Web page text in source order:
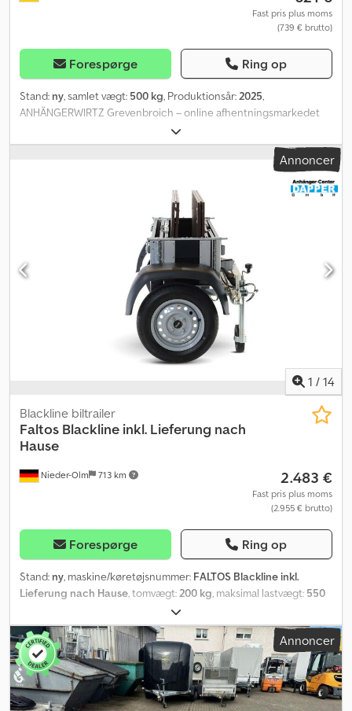
Fast pris plus moms
(739 € brutto)
Forespørge Ring op
Stand: ny, samlet vægt: 500 kg, Produktionsår:2025,
ANHÄNGERWIRTZ Grevenbroich – online afhentningsmarkedet
for din nye trailer tilbyder stærke mærkevarer direkte til
afhentning efter bestilling! Over 850 nye trailere på lager og over
100 brugte trailere altid i udbud. Chsdpfx Abei R S Tlsnea
Uforpligtende eksempel: kun tilgængelig online! Ladtrailer lavbyg
Brenderup 1150S UB 144x94x35cm 500kg (nyttelast: 393kg)
ubremsede, V-trækklapbar med snaplåse, lavbyg med stålsider,
bagklap aftagelig, surrekroge, store 13" dæk... Kassen kan stå på
højkant – trækstang sammenklappelig. Denne vare er kun
tilgængelig online! --\100 km/t godkendelse muligt +62,-* Salg
telefonisk i åbningstiden: Man–Fre 08.00 til 12.30 og 14.00–18.00
eller køb direkte døgnet rundt via vores trailermarked online
Annoncer
1 / 14
Nieder-Olm 713 km
Blackline biltrailer
Faltos Blackline inkl. Lieferung nach
Hause
2.483 €
Fast pris plus moms
(2.955 € brutto)
Forespørge Ring op
Stand: ny, maskine/køretøjsnummer: FALTOS Blackline inkl.
Lieferung nach Hause , tomvægt: 200 kg , maksimal lastvægt: 550
, akslekonfiguration:
lastrum:2.420 mm, læsningsbredde:1.240 mm, lastepladshøjde:
300 mm, Sidevægge, ræling og øvrigt • Klap- og aftagelig bagklap
• Belagte, dobbeltvæggede aluminiumsbordvægge • Med robuste
excenterlåse • Fast frontvæg • Stabile og holdbare hængsler
Chassis og ramme • Kuglekobling med sikkerhedsindikator •
Annoncer